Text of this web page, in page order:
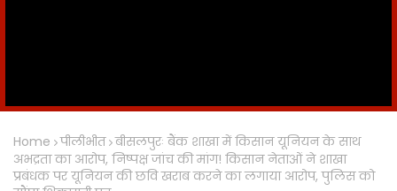
Home पीलीभीत बीसलपुरः बैंक शाखा में किसान यूनियन के साथ
अभद्रता का आरोप, निष्पक्ष जांच की मांग! किसान नेताओं ने शाखा
प्रबंधक पर यूनियन की छवि खराब करने का लगाया आरोप, पुलिस को